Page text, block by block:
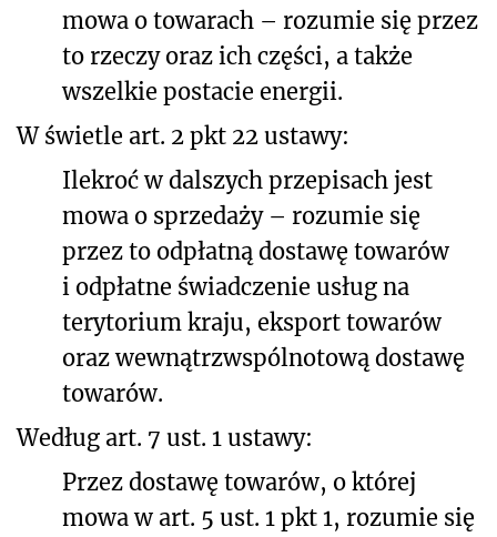
mowa o towarach – rozumie się przez
to rzeczy oraz ich części, a także
wszelkie postacie energii.
W świetle art. 2 pkt 22 ustawy:
Ilekroć w dalszych przepisach jest
mowa o sprzedaży – rozumie się
przez to odpłatną dostawę towarów
i odpłatne świadczenie usług na
terytorium kraju, eksport towarów
oraz wewnątrzwspólnotową dostawę
towarów.
Według art. 7 ust. 1 ustawy:
Przez dostawę towarów, o której
mowa w art. 5 ust. 1 pkt 1, rozumie się